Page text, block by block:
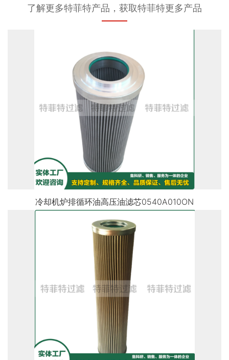
了解更多特菲特产品，获取特菲特更多产品
冷却机炉排循环油高压油滤芯0540A010ON